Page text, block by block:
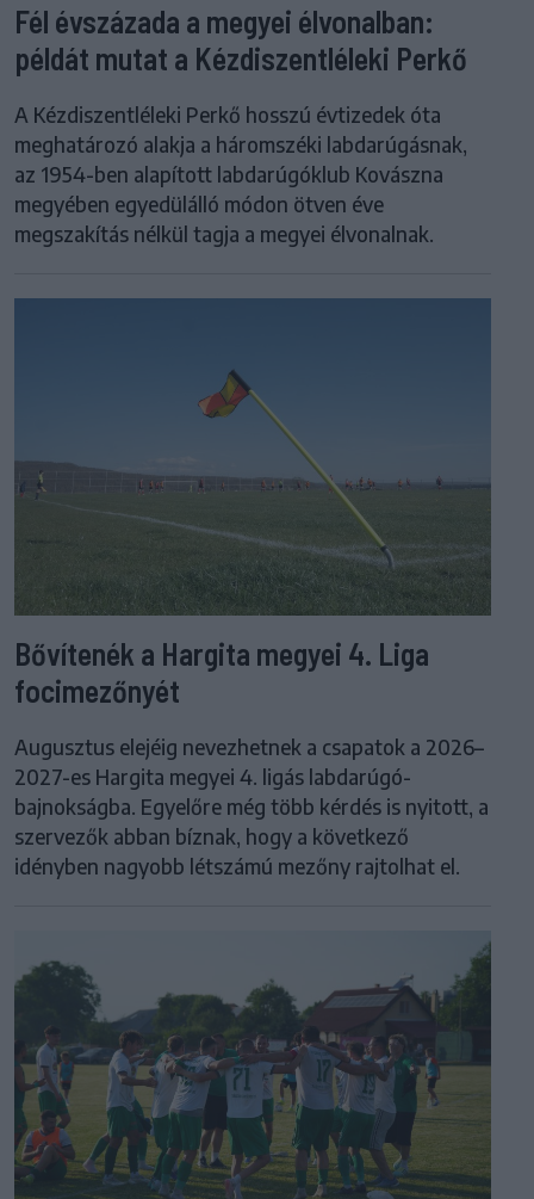
Fél évszázada a megyei élvonalban:
példát mutat a Kézdiszentléleki Perkő
A Kézdiszentléleki Perkő hosszú évtizedek óta
meghatározó alakja a háromszéki labdarúgásnak,
az 1954-ben alapított labdarúgóklub Kovászna
megyében egyedülálló módon ötven éve
megszakítás nélkül tagja a megyei élvonalnak.
Bővítenék a Hargita megyei 4. Liga
focimezőnyét
Augusztus elejéig nevezhetnek a csapatok a 2026–
2027-es Hargita megyei 4. ligás labdarúgó-
bajnokságba. Egyelőre még több kérdés is nyitott, a
szervezők abban bíznak, hogy a következő
idényben nagyobb létszámú mezőny rajtolhat el.